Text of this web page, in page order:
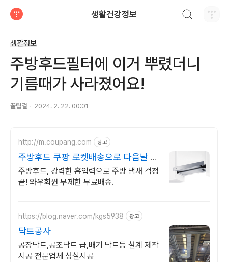
생활건강정보
생활정보
주방후드필터에 이거 뿌렸더니
기름때가 사라졌어요!
꿀팁걸 2024. 2. 22. 00:01
http://m.coupang.com 광고
주방후드 쿠팡 로켓배송으로 다음날 도
착
주방후드, 강력한 흡입력으로 주방 냄새 걱정
끝! 와우회원 무제한 무료배송.
https://blog.naver.com/kgs5938 광고
닥트공사
공장닥트,공조닥트 급,배기 닥트등 설계 제작
시공 전문업체 성실시공